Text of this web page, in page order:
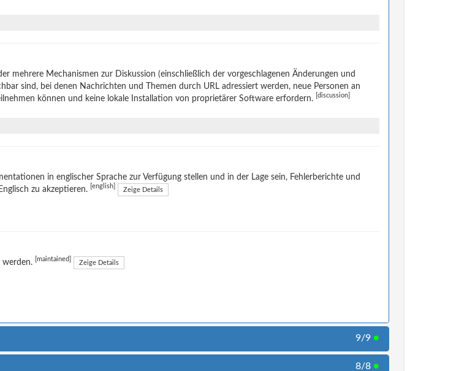
mehrere Mechanismen zur Diskussion (einschließlich der vorgeschlagenen Änderungen und
sind, bei denen Nachrichten und Themen durch URL adressiert werden, neue Personen an
können und keine lokale Installation von proprietärer Software erfordern.
[discussion]
in englischer Sprache zur Verfügung stellen und in der Lage sein, Fehlerberichte und
zu akzeptieren.
[english] Zeige Details
werden. [maintained] Zeige Details
9/9 ●
8/8 ●